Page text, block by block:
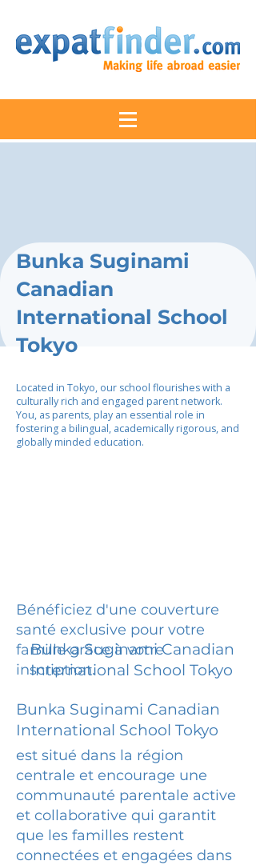
Bunka Suginami
Canadian
International School
Tokyo
Located in Tokyo, our school flourishes with a
culturally rich and engaged parent network.
You, as parents, play an essential role in
fostering a bilingual, academically rigorous, and
globally minded education.
Bénéficiez d'une couverture
santé exclusive pour votre
famille grâce à votre
inscription.
Bunka Suginami Canadian
International School Tokyo
Bunka Suginami Canadian
International School Tokyo
est situé dans la région
centrale et encourage une
communauté parentale active
et collaborative qui garantit
que les familles restent
connectées et engagées dans